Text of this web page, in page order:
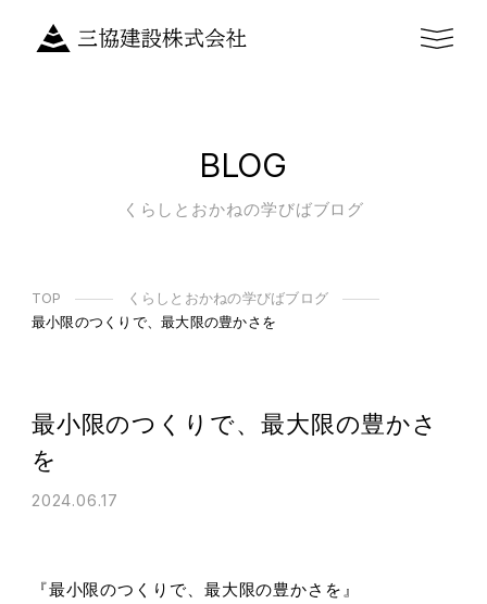
BLOG
くらしとおかねの学びばブログ
TOP
くらしとおかねの学びばブログ
最小限のつくりで、最大限の豊かさを
最小限のつくりで、最大限の豊かさ
を
2024.06.17
『最小限のつくりで、最大限の豊かさを』